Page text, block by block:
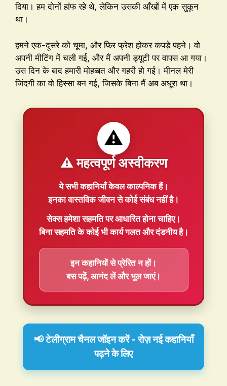
दिया। हम दोनों हांफ रहे थे, लेकिन उसकी आँखों में एक सुकून
था।
हमने एक-दूसरे को चूमा, और फिर फ्रेश होकर कपड़े पहने। वो
अपनी मीटिंग में चली गई, और मैं अपनी ड्यूटी पर वापस आ गया।
उस दिन के बाद हमारी मोहब्बत और गहरी हो गई। मीनल मेरी
जिंदगी का वो हिस्सा बन गई, जिसके बिना मैं अब अधूरा था।
⚠️
⚠️ महत्वपूर्ण अस्वीकरण
ये सभी कहानियाँकेवल काल्पनिकहैं।
इनका वास्तविक जीवन से कोई संबंध नहीं है।
सेक्स हमेशासहमतिपर आधारित होना चाहिए।
बिना सहमति के कोई भी कार्य गलत और दंडनीय है।
इन कहानियों से प्रेरित न हों।
बस पढ़ें, आनंद लें और भूल जाएं।
📢 टेलीग्राम चैनल जॉइन करें - रोज़ नई कहानियाँ
पढ़ने के लिए